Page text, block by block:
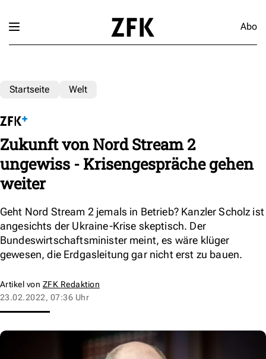
Abo
Startseite Welt
Zukunft von Nord Stream 2
ungewiss - Krisengespräche gehen
weiter
Geht Nord Stream 2 jemals in Betrieb? Kanzler Scholz ist
angesichts der Ukraine-Krise skeptisch. Der
Bundeswirtschaftsminister meint, es wäre klüger
gewesen, die Erdgasleitung gar nicht erst zu bauen.
Artikel von ZFK Redaktion
23.02.2022, 07:36 Uhr